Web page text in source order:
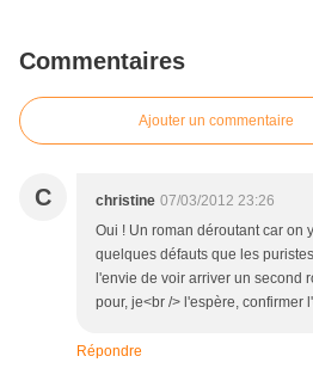
Commentaires
Ajouter un commentaire
C christine 07/03/2012 23:26
Oui ! Un roman déroutant car on
quelques défauts que les
l'envie de voir arriver un second
pour, je<br /> l'espère, confirmer
Répondre